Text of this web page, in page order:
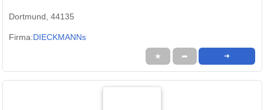
Dortmund, 44135
Firma:DIECKMANNs
★ ➦ ➜